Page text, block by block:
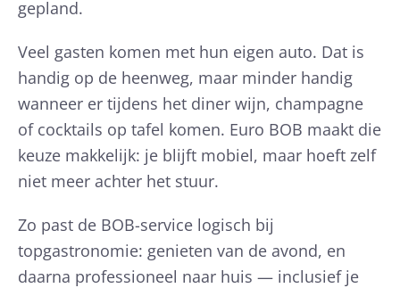
gepland.
Veel gasten komen met hun eigen auto. Dat is
handig op de heenweg, maar minder handig
wanneer er tijdens het diner wijn, champagne
of cocktails op tafel komen. Euro BOB maakt die
keuze makkelijk: je blijft mobiel, maar hoeft zelf
niet meer achter het stuur.
Zo past de BOB-service logisch bij
topgastronomie: genieten van de avond, en
daarna professioneel naar huis — inclusief je